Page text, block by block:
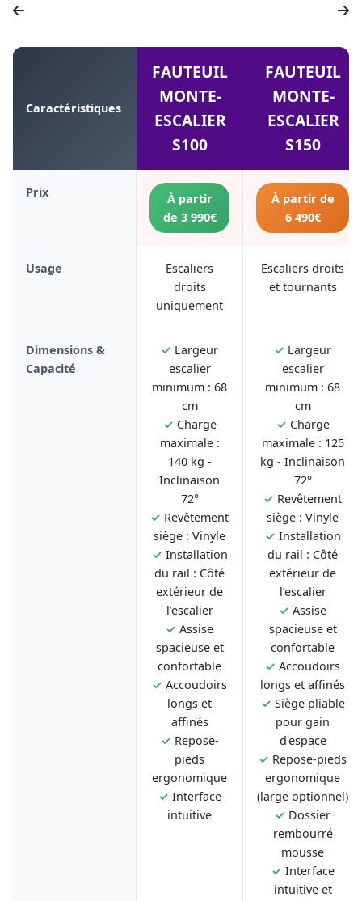
Caractéristiques
FAUTEUIL
MONTE-
ESCALIER
S100
FAUTEUIL
MONTE-
ESCALIER
S150
Prix
À partir
de 3 990€
À partir de
6 490€
Usage
Escaliers
droits
uniquement
Escaliers droits
et tournants
Dimensions &
Capacité
✓ Largeur
escalier
minimum : 68
cm
✓ Charge
maximale :
140 kg -
Inclinaison
72°
✓ Revêtement
siège : Vinyle
✓ Installation
du rail : Côté
extérieur de
l’escalier
✓ Assise
spacieuse et
confortable
✓ Accoudoirs
longs et
affinés
✓ Repose-
pieds
ergonomique
✓ Interface
intuitive
✓ Largeur
escalier
minimum : 68
cm
✓ Charge
maximale : 125
kg - Inclinaison
72°
✓ Revêtement
siège : Vinyle
✓ Installation
du rail : Côté
extérieur de
l’escalier
✓ Assise
spacieuse et
confortable
✓ Accoudoirs
longs et affinés
✓ Siège pliable
pour gain
d'espace
✓ Repose-pieds
ergonomique
(large optionnel)
✓ Dossier
rembourré
mousse
✓ Interface
intuitive et